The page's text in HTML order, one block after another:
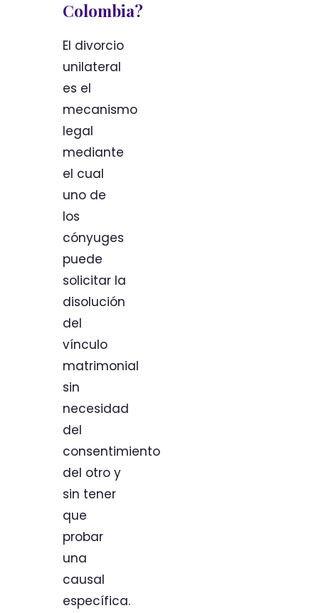
Colombia?
El divorcio
unilateral
es el
mecanismo
legal
mediante
el cual
uno de
los
cónyuges
puede
solicitar la
disolución
del
vínculo
matrimonial
sin
necesidad
del
consentimiento
del otro y
sin tener
que
probar
una
causal
específica.